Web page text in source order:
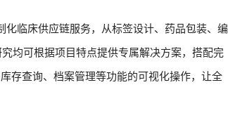
化临床供应链服务，从标签设计、药品包装、编
均可根据项目特点提供专属解决方案，搭配完
存查询、档案管理等功能的可视化操作，让全